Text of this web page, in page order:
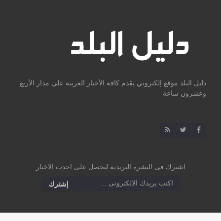
دليل البلد موقع إلكتروني يقدم كافة الأخبار العربية علي مدار الأربع
وعشرون ساعة
اشترك فى النشرة البريدية لتحصل على احدث الاخبار